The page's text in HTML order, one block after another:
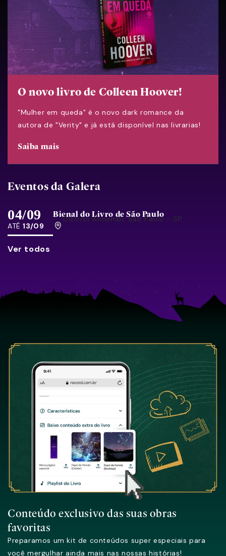
O novo livro de Colleen Hoover!
"Mulher em queda" é o novo dark romance da
autora de "Verity" e já está disponível nas livrarias!
Saiba mais
Eventos da Galera
04/09
ATÉ13/09
Bienal do Livro de São Paulo
Distrito Anhembi, São Paulo - SP
Ver todos
Conteúdo exclusivo das suas obras
favoritas
Preparamos um kit de conteúdos super especiais para
você mergulhar ainda mais nas nossas histórias!